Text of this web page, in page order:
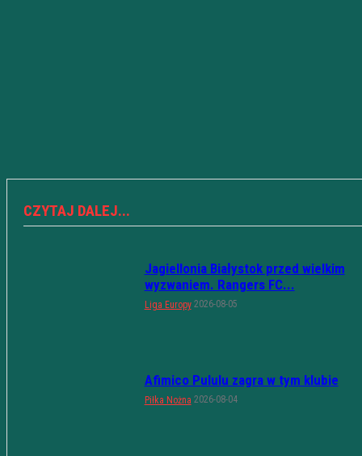
CZYTAJ DALEJ...
Jagiellonia Białystok przed wielkim
wyzwaniem. Rangers FC...
Liga Europy 2026-08-05
Afimico Pululu zagra w tym klubie
Piłka Nożna 2026-08-04